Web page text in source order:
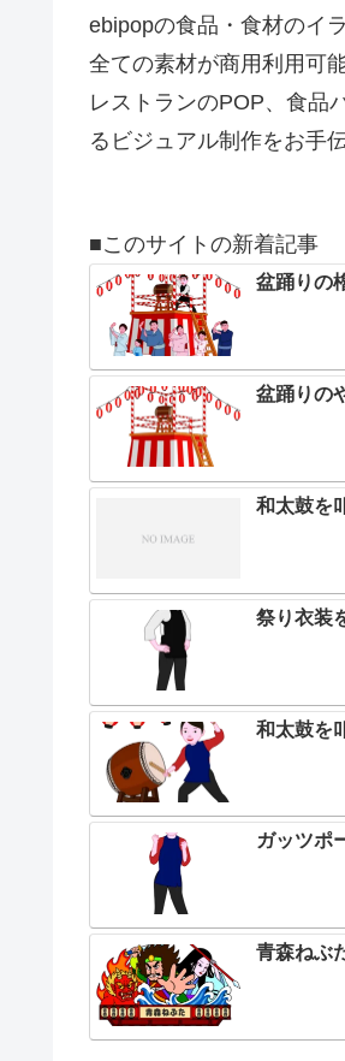
ebipopの食品・食材のイ
全ての素材が商用利用可能
レストランのPOP、食品
るビジュアル制作をお手
■このサイトの新着記事
盆踊りの
盆踊りの
和太鼓を
祭り衣装
和太鼓を
ガッツポ
青森ねぶ